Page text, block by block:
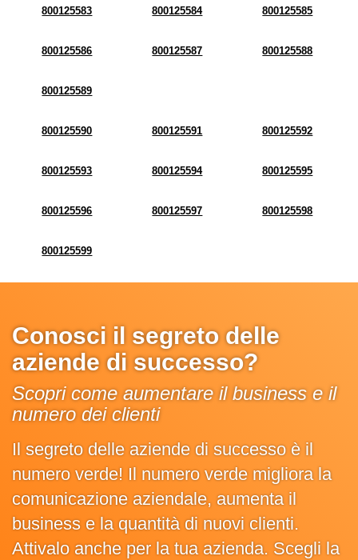
800125583 800125584 800125585
800125586 800125587 800125588
800125589
800125590 800125591 800125592
800125593 800125594 800125595
800125596 800125597 800125598
800125599
Conosci il segreto delle
aziende di successo?
Scopri come aumentare il business e il
numero dei clienti
Il segreto delle aziende di successo è il
numero verde! Il numero verde migliora la
comunicazione aziendale, aumenta il
business e la quantità di nuovi clienti.
Attivalo anche per la tua azienda. Scegli la